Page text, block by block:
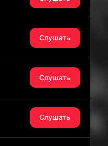
Слушать
Слушать
Слушать